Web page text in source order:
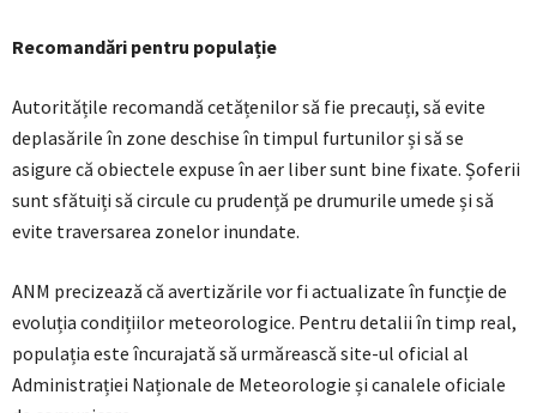
Recomandări pentru populație
Autoritățile recomandă cetățenilor să fie precauți, să evite
deplasările în zone deschise în timpul furtunilor și să se
asigure că obiectele expuse în aer liber sunt bine fixate. Șoferii
sunt sfătuiți să circule cu prudență pe drumurile umede și să
evite traversarea zonelor inundate.
ANM precizează că avertizările vor fi actualizate în funcție de
evoluția condițiilor meteorologice. Pentru detalii în timp real,
populația este încurajată să urmărească site-ul oficial al
Administrației Naționale de Meteorologie și canalele oficiale